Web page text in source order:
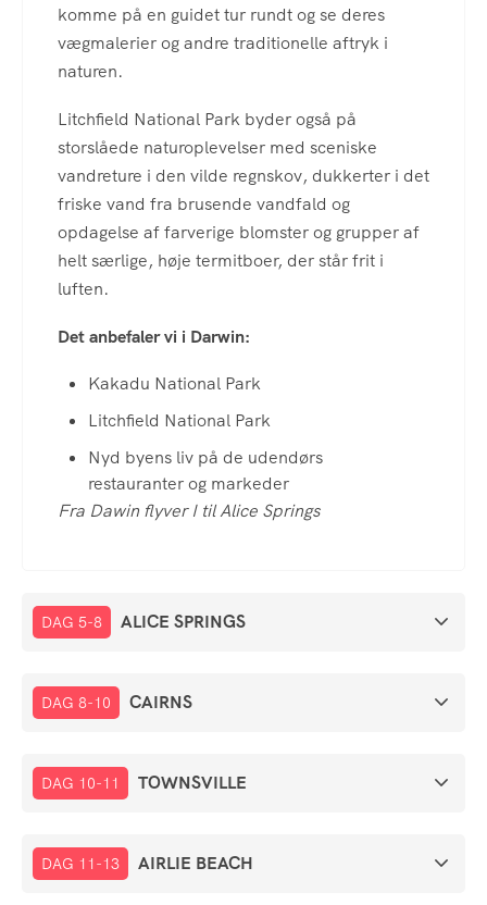
komme på en guidet tur rundt og se deres
vægmalerier og andre traditionelle aftryk i
naturen.
Litchfield National Park byder også på
storslåede naturoplevelser med sceniske
vandreture i den vilde regnskov, dukkerter i det
friske vand fra brusende vandfald og
opdagelse af farverige blomster og grupper af
helt særlige, høje termitboer, der står frit i
luften.
Det anbefaler vi i Darwin:
Kakadu National Park
Litchfield National Park
Nyd byens liv på de udendørs
restauranter og markeder
Fra Dawin flyver I til Alice Springs
DAG 5-8 ALICE SPRINGS
DAG 8-10 CAIRNS
DAG 10-11 TOWNSVILLE
DAG 11-13 AIRLIE BEACH